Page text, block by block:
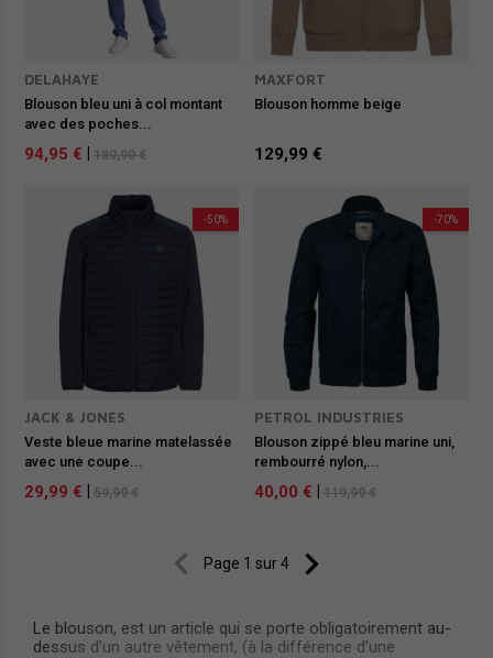
DELAHAYE
Blouson bleu uni à col montant
avec des poches...
94,95 € 189,90 €
MAXFORT
Blouson homme beige
129,99 €
-50%
JACK & JONES
Veste bleue marine matelassée
avec une coupe...
29,99 € 59,99 €
-70%
PETROL INDUSTRIES
Blouson zippé bleu marine uni,
rembourré nylon,...
40,00 € 119,99 €
 Page 1 sur 4 
Le blouson, est un article qui se porte obligatoirement au-
dessus d’un autre vêtement, (à la différence d’une